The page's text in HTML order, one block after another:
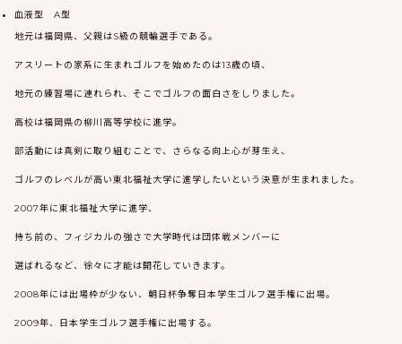
血液型 A型
地元は福岡県、父親はS級の競輪選手である。
アスリートの家系に生まれゴルフを始めたのは13歳の頃、
地元の練習場に連れられ、そこでゴルフの面白さをしりました。
高校は福岡県の柳川高等学校に進学。
部活動には真剣に取り組むことで、さらなる向上心が芽生え、
ゴルフのレベルが高い東北福祉大学に進学したいという決意が生まれました。
2007年に東北福祉大学に進学、
持ち前の、フィジカルの強さで大学時代は団体戦メンバーに
選ばれるなど、徐々に才能は開花していきます。
2008年には出場枠が少ない、朝日杯争奪日本学生ゴルフ選手権に出場。
2009年、日本学生ゴルフ選手権に出場する。